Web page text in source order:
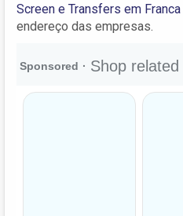
Screen e Transfers em Franca
endereço das empresas.